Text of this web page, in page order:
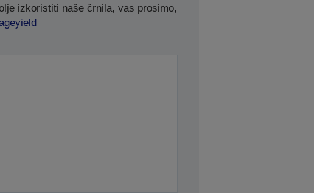
izkoristiti naše črnila, vas prosimo,